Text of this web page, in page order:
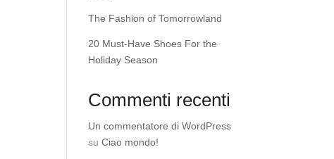
The Fashion of Tomorrowland
20 Must-Have Shoes For the
Holiday Season
Commenti recenti
Un commentatore di WordPress
su Ciao mondo!